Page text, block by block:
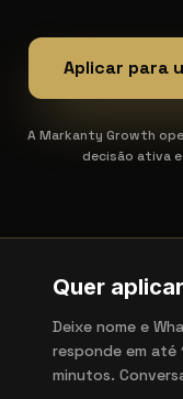
Aplicar para
A Markanty Growth
decisão ativa
Quer
Deixe nome e
responde em até
minutos.